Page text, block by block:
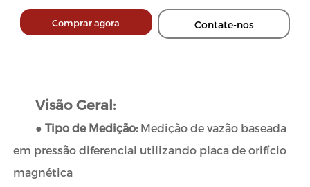
Comprar agora Contate-nos
Visão Geral:
● Tipo de Medição:Medição de vazão baseada
em pressão diferencial utilizando placa de orifício
magnética